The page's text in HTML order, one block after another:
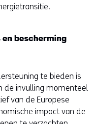
en bescherming
te bieden is
de invulling momenteel
van de Europese
impact van de